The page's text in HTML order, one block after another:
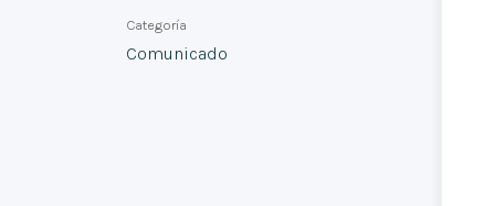
Categoría
Comunicado